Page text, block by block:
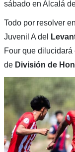
sábado en Alcalá
Todo por resolver
Juvenil A del
Four que
de División de